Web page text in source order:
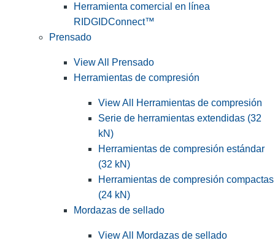
Herramienta comercial en línea
RIDGIDConnect™
Prensado
View All Prensado
Herramientas de compresión
View All Herramientas de compresión
Serie de herramientas extendidas (32
kN)
Herramientas de compresión estándar
(32 kN)
Herramientas de compresión compactas
(24 kN)
Mordazas de sellado
View All Mordazas de sellado